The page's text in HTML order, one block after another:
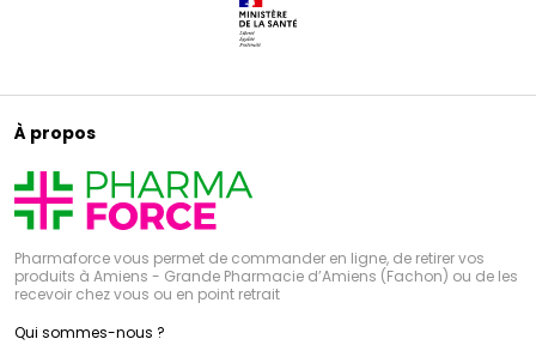
À propos
Pharmaforce vous permet de commander en ligne, de retirer vos
produits à Amiens - Grande Pharmacie d’Amiens (Fachon) ou de les
recevoir chez vous ou en point retrait
Qui sommes-nous ?